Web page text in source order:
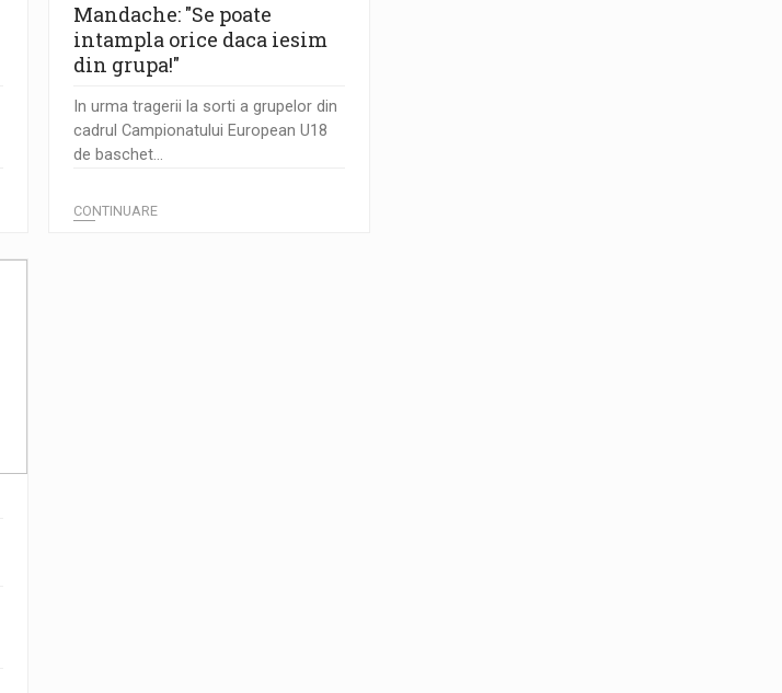
Mandache: "Se poate
intampla orice daca iesim
din grupa!"
In urma tragerii la sorti a grupelor din
cadrul Campionatului European U18
de baschet...
CONTINUARE